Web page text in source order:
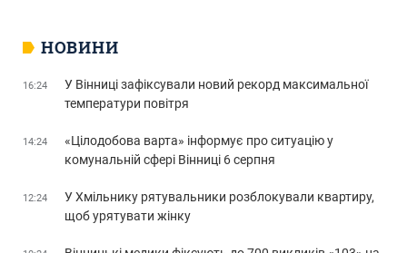
НОВИНИ
16:24
У Вінниці зафіксували новий рекорд максимальної
температури повітря
14:24
«Цілодобова варта» інформує про ситуацію у
комунальній сфері Вінниці 6 серпня
12:24
У Хмільнику рятувальники розблокували квартиру,
щоб урятувати жінку